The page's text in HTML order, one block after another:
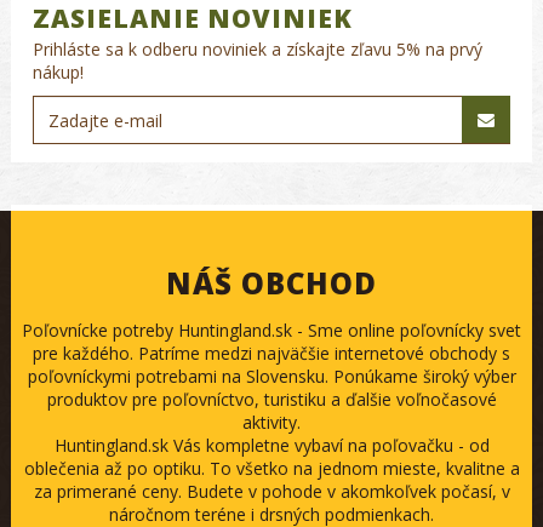
ZASIELANIE NOVINIEK
Prihláste sa k odberu noviniek a získajte zľavu 5% na prvý
nákup!
NÁŠ OBCHOD
Poľovnícke potreby Huntingland.sk - Sme online poľovnícky svet
pre každého. Patríme medzi najväčšie internetové obchody s
poľovníckymi potrebami na Slovensku. Ponúkame široký výber
produktov pre poľovníctvo, turistiku a ďalšie voľnočasové
aktivity.
Huntingland.sk Vás kompletne vybaví na poľovačku - od
oblečenia až po optiku. To všetko na jednom mieste, kvalitne a
za primerané ceny. Budete v pohode v akomkoľvek počasí, v
náročnom teréne i drsných podmienkach.